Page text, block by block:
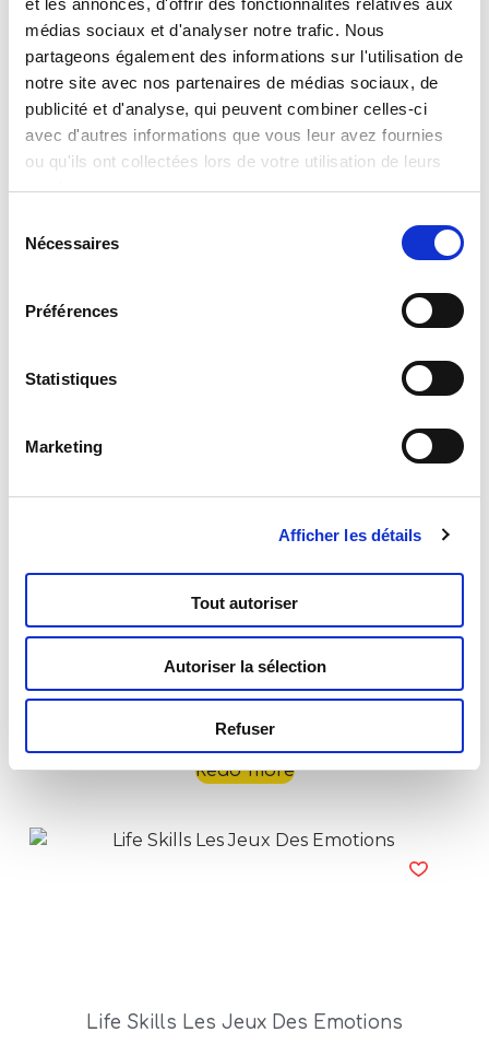
médias sociaux et d'analyser notre trafic. Nous
partageons également des informations sur l'utilisation de
notre site avec nos partenaires de médias sociaux, de
publicité et d'analyse, qui peuvent combiner celles-ci
avec d'autres informations que vous leur avez fournies
ou qu'ils ont collectées lors de votre utilisation de leurs
services.
Nécessaires
Préférences
Statistiques
Marketing
Afficher les détails
Tout autoriser
Autoriser la sélection
Refuser
I’m A Genius Explorer Kit D’aventure
Read more
I’m A Genius Explorer Microscope Hi-Tech
I’m A Genius Explorer Adventure Microscope
In Display 6
Read more
Life Skills Les Jeux Des Emotions